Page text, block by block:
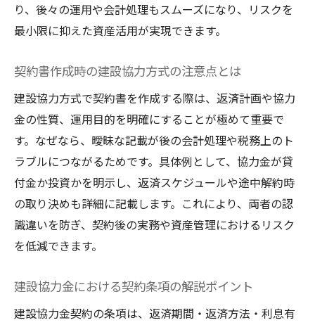
り、後々の運用や会計処理もスムーズになり、リスクを
最小限に抑えた資産活用が実現できます。
契約書作成時の建設協力方式の注意点とは
建設協力方式で契約書を作成する際は、返済計画や協力
金の性質、運用目的を明確にすることが極めて重要で
す。なぜなら、曖昧な記載が後の会計処理や税務上のト
ラブルにつながるためです。具体例として、協力金が貸
付金か投資かを明示し、返済スケジュールや途中解約時
の取り決めも詳細に記載します。これにより、両者の認
識違いを防ぎ、契約後の実務や資産管理におけるリスク
を低減できます。
建設協力金における契約条項の解説ポイント
建設協力金契約の条項は、返済期間・返済方法・利息有